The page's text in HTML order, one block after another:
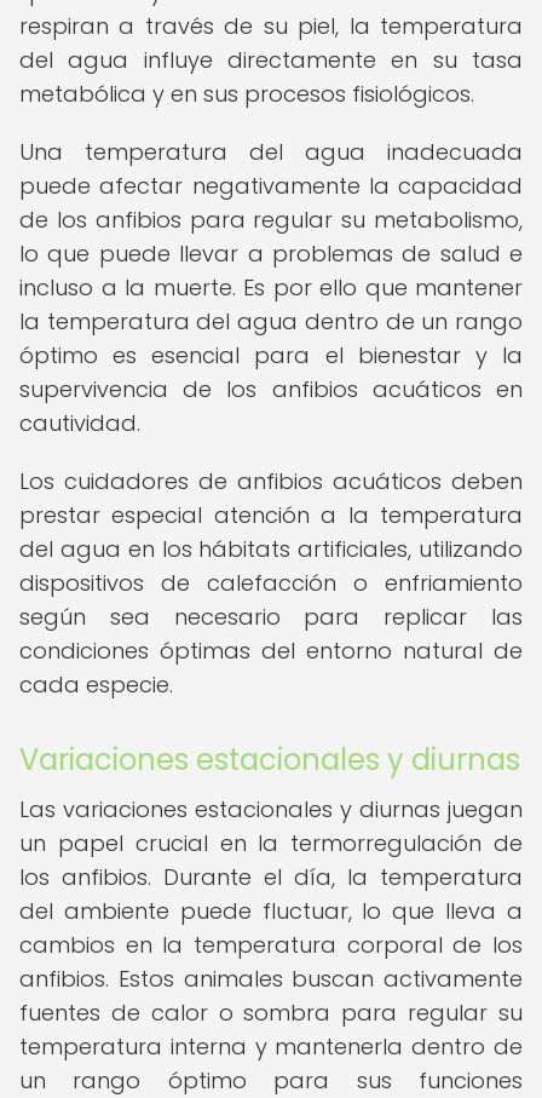
respiran a través de su piel, la temperatura
del agua influye directamente en su tasa
metabólica y en sus procesos fisiológicos.
Una temperatura del agua inadecuada
puede afectar negativamente la capacidad
de los anfibios para regular su metabolismo,
lo que puede llevar a problemas de salud e
incluso a la muerte. Es por ello que mantener
la temperatura del agua dentro de un rango
óptimo es esencial para el bienestar y la
supervivencia de los anfibios acuáticos en
cautividad.
Los cuidadores de anfibios acuáticos deben
prestar especial atención a la temperatura
del agua en los hábitats artificiales, utilizando
dispositivos de calefacción o enfriamiento
según sea necesario para replicar las
condiciones óptimas del entorno natural de
cada especie.
Variaciones estacionales y diurnas
Las variaciones estacionales y diurnas juegan
un papel crucial en la termorregulación de
los anfibios. Durante el día, la temperatura
del ambiente puede fluctuar, lo que lleva a
cambios en la temperatura corporal de los
anfibios. Estos animales buscan activamente
fuentes de calor o sombra para regular su
temperatura interna y mantenerla dentro de
un rango óptimo para sus funciones